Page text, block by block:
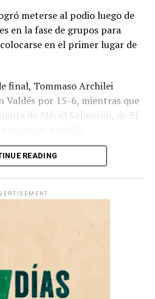
que habrá premios de 5 mil, 3
3 lugares de las
tanto interna policial
en línea o en los
dewww.gotime.mx
y Cloroformo Gym, gimnasio
meterse al podio luego de
en la fase de grupos para
en el primer lugar de
final, Tommaso Archilei
Valdés por 15-6, mientras que
de Mihail Salmerón, de El
el coahuilense terminó su
de Guatemala.
Tommaso Archilei
de estos Juegos
florete.
READING